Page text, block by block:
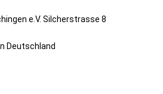
e.V. Silcherstrasse 8
Deutschland